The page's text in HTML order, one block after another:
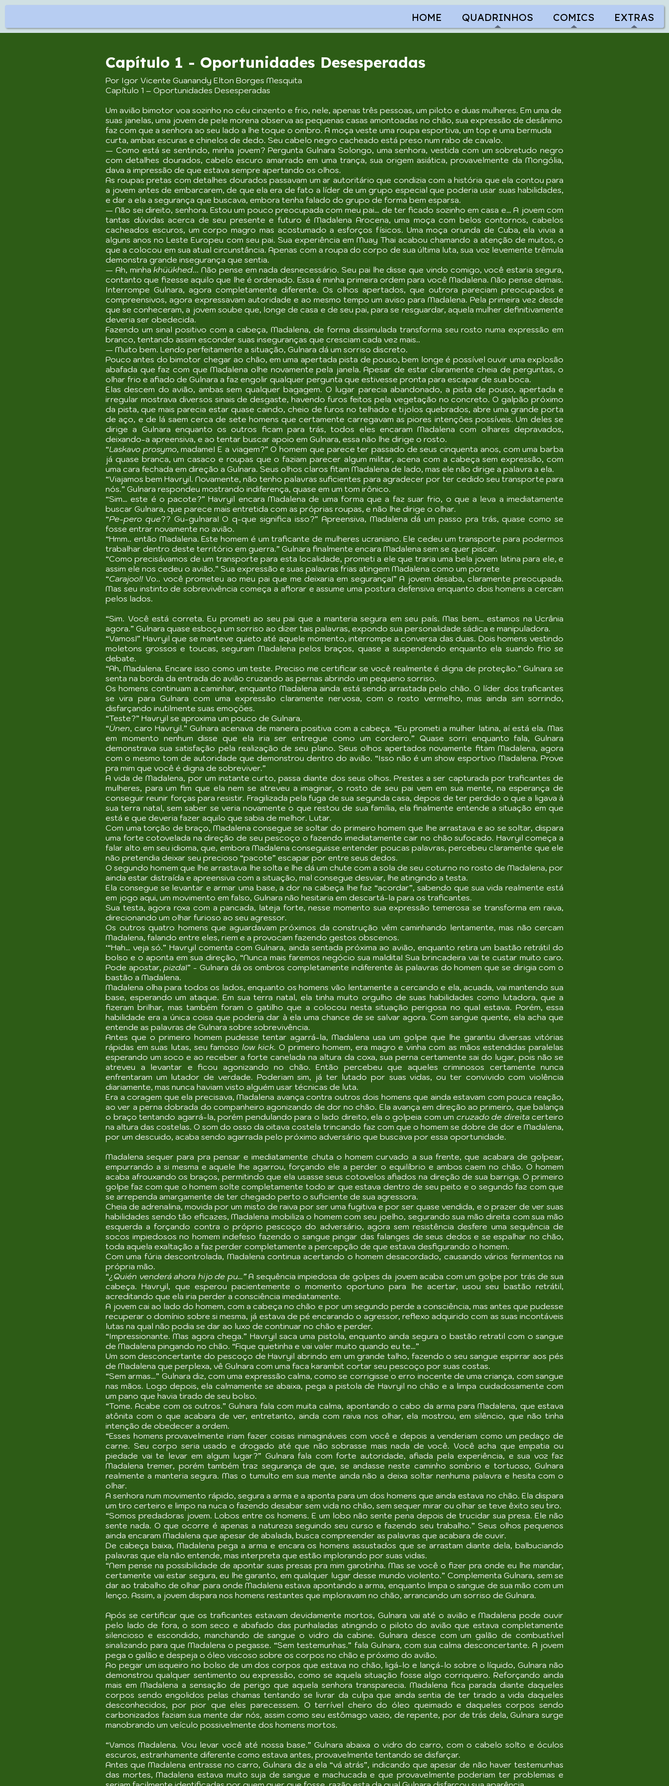
HOME QUADRINHOS COMICS EXTRAS
Capítulo 1 - Oportunidades Desesperadas
Por Igor Vicente Guanandy Elton Borges Mesquita
Capítulo 1 – Oportunidades Desesperadas
Um avião bimotor voa sozinho no céu cinzento e frio, nele, apenas três pessoas, um piloto e duas mulheres. Em uma de
suas janelas, uma jovem de pele morena observa as pequenas casas amontoadas no chão, sua expressão de desânimo
faz com que a senhora ao seu lado a lhe toque o ombro. A moça veste uma roupa esportiva, um top e uma bermuda
curta, ambas escuras e chinelos de dedo. Seu cabelo negro cacheado está preso num rabo de cavalo.
— Como está se sentindo, minha jovem? Pergunta Gulnara Solongo, uma senhora, vestida com um sobretudo negro
com detalhes dourados, cabelo escuro amarrado em uma trança, sua origem asiática, provavelmente da Mongólia,
dava a impressão de que estava sempre apertando os olhos.
As roupas pretas com detalhes dourados passavam um ar autoritário que condizia com a história que ela contou para
a jovem antes de embarcarem, de que ela era de fato a líder de um grupo especial que poderia usar suas habilidades,
e dar a ela a segurança que buscava, embora tenha falado do grupo de forma bem esparsa.
— Não sei direito, senhora. Estou um pouco preocupada com meu pai… de ter ficado sozinho em casa e… A jovem com
tantas dúvidas acerca de seu presente e futuro é Madalena Arocena, uma moça com belos contornos, cabelos
cacheados escuros, um corpo magro mas acostumado a esforços físicos. Uma moça oriunda de Cuba, ela vivia a
alguns anos no Leste Europeu com seu pai. Sua experiência em Muay Thai acabou chamando a atenção de muitos, o
que a colocou em sua atual circunstância. Apenas com a roupa do corpo de sua última luta, sua voz levemente trêmula
demonstra grande insegurança que sentia.
— Ah, minhakhüükhed... Não pense em nada desnecessário. Seu pai lhe disse que vindo comigo, você estaria segura,
contanto que fizesse aquilo que lhe é ordenado. Essa é minha primeira ordem para você Madalena. Não pense demais.
Interrompe Gulnara, agora completamente diferente. Os olhos apertados, que outrora pareciam preocupados e
compreensivos, agora expressavam autoridade e ao mesmo tempo um aviso para Madalena. Pela primeira vez desde
que se conheceram, a jovem soube que, longe de casa e de seu pai, para se resguardar, aquela mulher definitivamente
deveria ser obedecida.
Fazendo um sinal positivo com a cabeça, Madalena, de forma dissimulada transforma seu rosto numa expressão em
branco, tentando assim esconder suas inseguranças que cresciam cada vez mais..
— Muito bem. Lendo perfeitamente a situação, Gulnara dá um sorriso discreto.
Pouco antes do bimotor chegar ao chão, em uma apertada pista de pouso, bem longe é possível ouvir uma explosão
abafada que faz com que Madalena olhe novamente pela janela. Apesar de estar claramente cheia de perguntas, o
olhar frio e afiado de Gulnara a faz engolir qualquer pergunta que estivesse pronta para escapar de sua boca.
Elas descem do avião, ambas sem qualquer bagagem. O lugar parecia abandonado, a pista de pouso, apertada e
irregular mostrava diversos sinais de desgaste, havendo furos feitos pela vegetação no concreto. O galpão próximo
da pista, que mais parecia estar quase caindo, cheio de furos no telhado e tijolos quebrados, abre uma grande porta
de aço, e de lá saem cerca de sete homens que certamente carregavam as piores intenções possíveis. Um deles se
dirige a Gulnara enquanto os outros ficam para trás, todos eles encaram Madalena com olhares depravados,
deixando-a apreensiva, e ao tentar buscar apoio em Gulnara, essa não lhe dirige o rosto.
“Laskavo prosymo, madame! E a viagem?” O homem que parece ter passado de seus cinquenta anos, com uma barba
já quase branca, um casaco e roupas que o faziam parecer algum militar, acena com a cabeça sem expressão, com
uma cara fechada em direção a Gulnara. Seus olhos claros fitam Madalena de lado, mas ele não dirige a palavra a ela.
“Viajamos bem Havryil. Novamente, não tenho palavras suficientes para agradecer por ter cedido seu transporte para
nós.” Gulnara respondeu mostrando indiferença, quase em um tom irônico.
“Sim… este é o pacote?” Havryil encara Madalena de uma forma que a faz suar frio, o que a leva a imediatamente
buscar Gulnara, que parece mais entretida com as próprias roupas, e não lhe dirige o olhar.
“Pe-pero que?? Gu-gulnara! O q-que significa isso?” Apreensiva, Madalena dá um passo pra trás, quase como se
fosse entrar novamente no avião.
“Hmm.. então Madalena. Este homem é um traficante de mulheres ucraniano. Ele cedeu um transporte para podermos
trabalhar dentro deste território em guerra.” Gulnara finalmente encara Madalena sem se quer piscar.
“Como precisávamos de um transporte para esta localidade, prometi a ele que traria uma bela jovem latina para ele, e
assim ele nos cedeu o avião.” Sua expressão e suas palavras frias atingem Madalena como um porrete
“Carajoo!! Vo.. você prometeu ao meu pai que me deixaria em segurança!” A jovem desaba, claramente preocupada.
Mas seu instinto de sobrevivência começa a aflorar e assume uma postura defensiva enquanto dois homens a cercam
pelos lados.
“Sim. Você está correta. Eu prometi ao seu pai que a manteria segura em seu país. Mas bem… estamos na Ucrânia
agora.” Gulnara quase esboça um sorriso ao dizer tais palavras, expondo sua personalidade sádica e manipuladora.
“Vamos!” Havryil que se manteve quieto até aquele momento, interrompe a conversa das duas. Dois homens vestindo
moletons grossos e toucas, seguram Madalena pelos braços, quase a suspendendo enquanto ela suando frio se
debate.
“Ah, Madalena. Encare isso como um teste. Preciso me certificar se você realmente é digna de proteção.” Gulnara se
senta na borda da entrada do avião cruzando as pernas abrindo um pequeno sorriso.
Os homens continuam a caminhar, enquanto Madalena ainda está sendo arrastada pelo chão. O líder dos traficantes
se vira para Gulnara com uma expressão claramente nervosa, com o rosto vermelho, mas ainda sim sorrindo,
disfarçando inutilmente suas emoções.
“Teste?” Havryil se aproxima um pouco de Gulnara.
“Ünen, caro Havryil.” Gulnara acenava de maneira positiva com a cabeça. “Eu prometi a mulher latina, aí está ela. Mas
em momento nenhum disse que ela iria ser entregue como um cordeiro.” Quase sorri enquanto fala, Gulnara
demonstrava sua satisfação pela realização de seu plano. Seus olhos apertados novamente fitam Madalena, agora
com o mesmo tom de autoridade que demonstrou dentro do avião. “Isso não é um show esportivo Madalena. Prove
pra mim que você é digna de sobreviver.”
A vida de Madalena, por um instante curto, passa diante dos seus olhos. Prestes a ser capturada por traficantes de
mulheres, para um fim que ela nem se atreveu a imaginar, o rosto de seu pai vem em sua mente, na esperança de
conseguir reunir forças para resistir. Fragilizada pela fuga de sua segunda casa, depois de ter perdido o que a ligava à
sua terra natal, sem saber se veria novamente o que restou de sua família, ela finalmente entende a situação em que
está e que deveria fazer aquilo que sabia de melhor. Lutar.
Com uma torção de braço, Madalena consegue se soltar do primeiro homem que lhe arrastava e ao se soltar, dispara
uma forte cotovelada na direção de seu pescoço o fazendo imediatamente cair no chão sufocado. Havryil começa a
falar alto em seu idioma, que, embora Madalena conseguisse entender poucas palavras, percebeu claramente que ele
não pretendia deixar seu precioso “pacote” escapar por entre seus dedos.
O segundo homem que lhe arrastava lhe solta e lhe dá um chute com a sola de seu coturno no rosto de Madalena, por
ainda estar distraída e apreensiva com a situação, mal consegue desviar, lhe atingindo a testa.
Ela consegue se levantar e armar uma base, a dor na cabeça lhe faz “acordar”, sabendo que sua vida realmente está
em jogo aqui, um movimento em falso, Gulnara não hesitaria em descartá-la para os traficantes.
Sua testa, agora roxa com a pancada, lateja forte, nesse momento sua expressão temerosa se transforma em raiva,
direcionando um olhar furioso ao seu agressor.
Os outros quatro homens que aguardavam próximos da construção vêm caminhando lentamente, mas não cercam
Madalena, falando entre eles, riem e a provocam fazendo gestos obscenos.
‘“Hah… veja só.” Havryil comenta com Gulnara, ainda sentada próxima ao avião, enquanto retira um bastão retrátil do
bolso e o aponta em sua direção, “Nunca mais faremos negócio sua maldita! Sua brincadeira vai te custar muito caro.
Pode apostar,pizda!” - Gulnara dá os ombros completamente indiferente às palavras do homem que se dirigia com o
bastão a Madalena.
Madalena olha para todos os lados, enquanto os homens vão lentamente a cercando e ela, acuada, vai mantendo sua
base, esperando um ataque. Em sua terra natal, ela tinha muito orgulho de suas habilidades como lutadora, que a
fizeram brilhar, mas também foram o gatilho que a colocou nesta situação perigosa no qual estava. Porém, essa
habilidade era a única coisa que poderia dar à ela uma chance de se salvar agora. Com sangue quente, ela acha que
entende as palavras de Gulnara sobre sobrevivência.
Antes que o primeiro homem pudesse tentar agarrá-la, Madalena usa um golpe que lhe garantiu diversas vitórias
rápidas em suas lutas, seu famoso low kick. O primeiro homem, era magro e vinha com as mãos estendidas paralelas
esperando um soco e ao receber a forte canelada na altura da coxa, sua perna certamente sai do lugar, pois não se
atreveu a levantar e ficou agonizando no chão. Então percebeu que aqueles criminosos certamente nunca
enfrentaram um lutador de verdade. Poderiam sim, já ter lutado por suas vidas, ou ter convivido com violência
diariamente, mas nunca haviam visto alguém usar técnicas de luta.
Era a coragem que ela precisava, Madalena avança contra outros dois homens que ainda estavam com pouca reação,
ao ver a perna dobrada do companheiro agonizando de dor no chão. Ela avança em direção ao primeiro, que balança
o braço tentando agarrá-la, porém pendulando para o lado direito, ela o golpeia com um cruzado de direitacerteiro
na altura das costelas. O som do osso da oitava costela trincando faz com que o homem se dobre de dor e Madalena,
por um descuido, acaba sendo agarrada pelo próximo adversário que buscava por essa oportunidade.
Madalena sequer para pra pensar e imediatamente chuta o homem curvado a sua frente, que acabara de golpear,
empurrando a si mesma e aquele lhe agarrou, forçando ele a perder o equilíbrio e ambos caem no chão. O homem
acaba afrouxando os braços, permitindo que ela usasse seus cotovelos afiados na direção de sua barriga. O primeiro
golpe faz com que o homem solte completamente todo ar que estava dentro de seu peito e o segundo faz com que
se arrependa amargamente de ter chegado perto o suficiente de sua agressora.
Cheia de adrenalina, movida por um misto de raiva por ser uma fugitiva e por ser quase vendida, e o prazer de ver suas
habilidades sendo tão eficazes, Madalena imobiliza o homem com seu joelho, segurando sua mão direita com sua mão
esquerda a forçando contra o próprio pescoço do adversário, agora sem resistência desfere uma sequência de
socos impiedosos no homem indefeso fazendo o sangue pingar das falanges de seus dedos e se espalhar no chão,
toda aquela exaltação a faz perder completamente a percepção de que estava desfigurando o homem.
Com uma fúria descontrolada, Madalena continua acertando o homem desacordado, causando vários ferimentos na
própria mão.
“¿Quién venderá ahora hijo de pu…”A sequência impiedosa de golpes da jovem acaba com um golpe por trás de sua
cabeça. Havryil, que esperou pacientemente o momento oportuno para lhe acertar, usou seu bastão retrátil,
acreditando que ela iria perder a consciência imediatamente.
A jovem cai ao lado do homem, com a cabeça no chão e por um segundo perde a consciência, mas antes que pudesse
recuperar o domínio sobre si mesma, já estava de pé encarando o agressor, reflexo adquirido com as suas incontáveis
lutas na qual não podia se dar ao luxo de continuar no chão e perder.
“Impressionante. Mas agora chega.” Havryil saca uma pistola, enquanto ainda segura o bastão retratil com o sangue
de Madalena pingando no chão. “Fique quietinha e vai valer muito quando eu te…”
Um som desconcertante do pescoço de Havryil abrindo em um grande talho, fazendo o seu sangue espirrar aos pés
de Madalena que perplexa, vê Gulnara com uma faca karambit cortar seu pescoço por suas costas.
“Sem armas…” Gulnara diz, com uma expressão calma, como se corrigisse o erro inocente de uma criança, com sangue
nas mãos. Logo depois, ela calmamente se abaixa, pega a pistola de Havryil no chão e a limpa cuidadosamente com
um pano que havia tirado de seu bolso.
“Tome. Acabe com os outros.” Gulnara fala com muita calma, apontando o cabo da arma para Madalena, que estava
atônita com o que acabara de ver, entretanto, ainda com raiva nos olhar, ela mostrou, em silêncio, que não tinha
intenção de obedecer a ordem.
“Esses homens provavelmente iriam fazer coisas inimagináveis com você e depois a venderiam como um pedaço de
carne. Seu corpo seria usado e drogado até que não sobrasse mais nada de você. Você acha que empatia ou
piedade vai te levar em algum lugar?” Gulnara fala com forte autoridade, afiada pela experiência, e sua voz faz
Madalena tremer, porém também traz segurança de que, se andasse neste caminho sombrio e tortuoso, Gulnara
realmente a manteria segura. Mas o tumulto em sua mente ainda não a deixa soltar nenhuma palavra e hesita com o
olhar.
A senhora num movimento rápido, segura a arma e a aponta para um dos homens que ainda estava no chão. Ela dispara
um tiro certeiro e limpo na nuca o fazendo desabar sem vida no chão, sem sequer mirar ou olhar se teve êxito seu tiro.
“Somos predadoras jovem. Lobos entre os homens. E um lobo não sente pena depois de trucidar sua presa. Ele não
sente nada. O que ocorre é apenas a natureza seguindo seu curso e fazendo seu trabalho.” Seus olhos pequenos
ainda encaram Madalena que apesar de abalada, busca compreender as palavras que acabara de ouvir.
De cabeça baixa, Madalena pega a arma e encara os homens assustados que se arrastam diante dela, balbuciando
palavras que ela não entende, mas interpreta que estão implorando por suas vidas.
“Nem pense na possibilidade de apontar suas presas pra mim garotinha. Mas se você o fizer pra onde eu lhe mandar,
certamente vai estar segura, eu lhe garanto, em qualquer lugar desse mundo violento.” Complementa Gulnara, sem se
dar ao trabalho de olhar para onde Madalena estava apontando a arma, enquanto limpa o sangue de sua mão com um
lenço. Assim, a jovem dispara nos homens restantes que imploravam no chão, arrancando um sorriso de Gulnara.
Após se certificar que os traficantes estavam devidamente mortos, Gulnara vai até o avião e Madalena pode ouvir
pelo lado de fora, o som seco e abafado das punhaladas atingindo o piloto do avião que estava completamente
silencioso e escondido, manchando de sangue o vidro da cabine. Gulnara desce com um galão de combustível
sinalizando para que Madalena o pegasse. “Sem testemunhas.” fala Gulnara, com sua calma desconcertante. A jovem
pega o galão e despeja o óleo viscoso sobre os corpos no chão e próximo do avião.
Ao pegar um isqueiro no bolso de um dos corpos que estava no chão, ligá-lo e lançá-lo sobre o líquido, Gulnara não
demonstrou qualquer sentimento ou expressão, como se aquela situação fosse algo corriqueiro. Reforçando ainda
mais em Madalena a sensação de perigo que aquela senhora transparecia. Madalena fica parada diante daqueles
corpos sendo engolidos pelas chamas tentando se livrar da culpa que ainda sentia de ter tirado a vida daqueles
desconhecidos, por pior que eles parecessem. O terrível cheiro do óleo queimado e daqueles corpos sendo
carbonizados faziam sua mente dar nós, assim como seu estômago vazio, de repente, por de trás dela, Gulnara surge
manobrando um veículo possivelmente dos homens mortos.
“Vamos Madalena. Vou levar você até nossa base.” Gulnara abaixa o vidro do carro, com o cabelo solto e óculos
escuros, estranhamente diferente como estava antes, provavelmente tentando se disfarçar.
Antes que Madalena entrasse no carro, Gulnara diz a ela “vá atrás”, indicando que apesar de não haver testemunhas
das mortes, Madalena estava muito suja de sangue e machucada e que provavelmente poderiam ter problemas e